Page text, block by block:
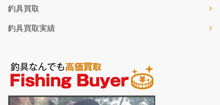
釣具買取
釣具買取実績